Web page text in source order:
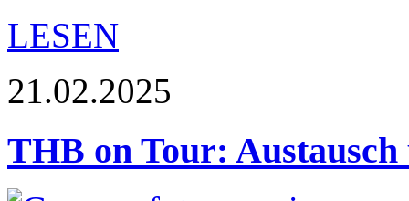
LESEN
21.02.2025
THB on Tour: